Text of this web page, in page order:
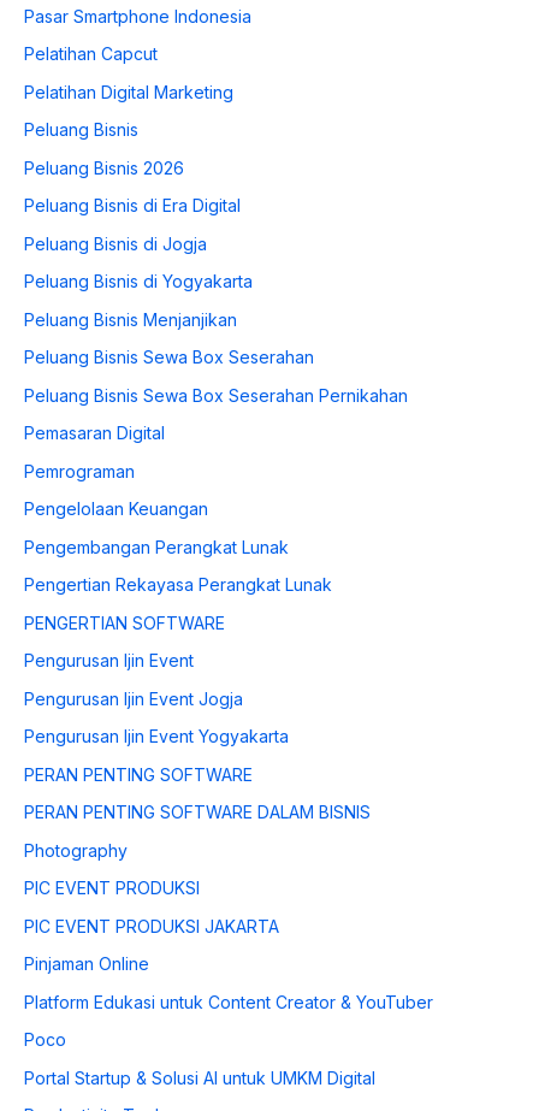
Pasar Smartphone Indonesia
Pelatihan Capcut
Pelatihan Digital Marketing
Peluang Bisnis
Peluang Bisnis 2026
Peluang Bisnis di Era Digital
Peluang Bisnis di Jogja
Peluang Bisnis di Yogyakarta
Peluang Bisnis Menjanjikan
Peluang Bisnis Sewa Box Seserahan
Peluang Bisnis Sewa Box Seserahan Pernikahan
Pemasaran Digital
Pemrograman
Pengelolaan Keuangan
Pengembangan Perangkat Lunak
Pengertian Rekayasa Perangkat Lunak
PENGERTIAN SOFTWARE
Pengurusan Ijin Event
Pengurusan Ijin Event Jogja
Pengurusan Ijin Event Yogyakarta
PERAN PENTING SOFTWARE
PERAN PENTING SOFTWARE DALAM BISNIS
Photography
PIC EVENT PRODUKSI
PIC EVENT PRODUKSI JAKARTA
Pinjaman Online
Platform Edukasi untuk Content Creator & YouTuber
Poco
Portal Startup & Solusi AI untuk UMKM Digital